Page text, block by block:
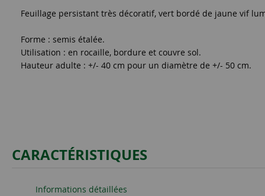
Feuillage persistant très décoratif, vert bordé de jaune vif
Forme : semis étalée.
Utilisation : en rocaille, bordure et couvre sol.
Hauteur adulte : +/- 40 cm pour un diamètre de +/- 50 cm.
CARACTÉRISTIQUES
Informations détaillées